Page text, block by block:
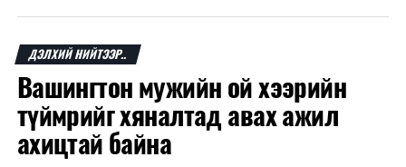
мэдээлжээ.
“Уралдронзавод” компани 2023 онд Екатеринбург
хотод байгуулагдсан бөгөөд нисгэгчгүй нисэх
төхөөрөмж үйлдвэрлэдэг аж. Тус компанийн 2025
оны орлого 6.2 тэрбум рубль, цэвэр ашиг нь 1.9
тэрбум рубльд хүрсэн гэж РБК мэдээлсэн байна.
ДЭЛХИЙ НИЙТЭЭР..
Вашингтон мужийн ой хээрийн
түймрийг хяналтад авах ажил
ахицтай байна